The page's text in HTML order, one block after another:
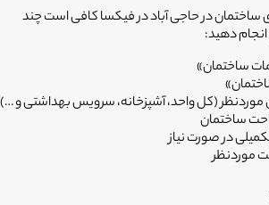
ساختمان در حاجی آباددر فیکسا کافی است چند
انجام دهید:
ساختمان»
موردنظر (کل واحد، آشپزخانه، سرویس بهداشتی و …)
ساختمان
در صورت نیاز
موردنظر